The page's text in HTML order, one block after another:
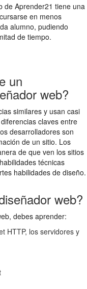
de Aprender21 tiene una
en menos
alumno, pudiendo
de tiempo.
un
web?
similares y usan casi
claves entre
desarrolladores son
de un sitio. Los
de que ven los sitios
técnicas
habilidades de diseño.
web?
debes aprender:
HTTP, los servidores y